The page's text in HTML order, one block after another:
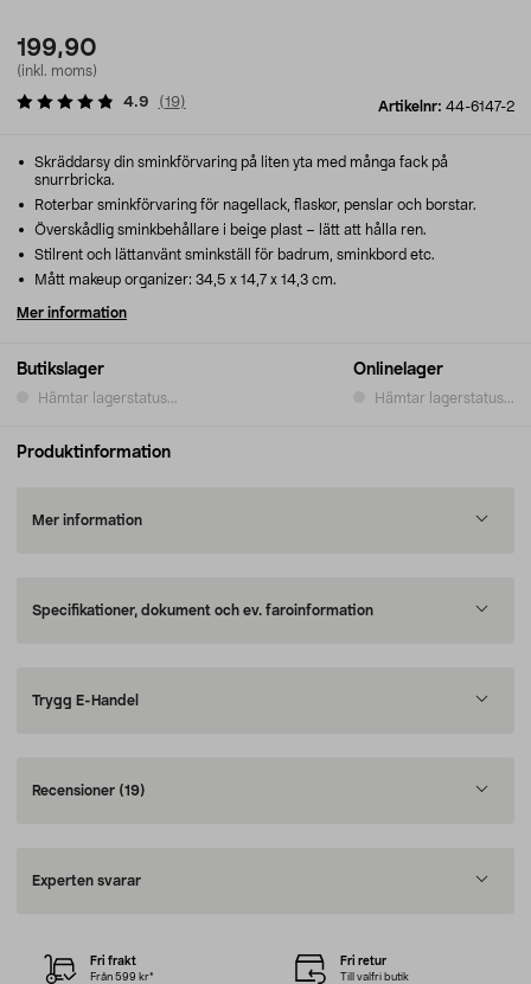
199,90
(inkl. moms)
Artikelnr: 44-6147-2
4.9 (19)
Butikslager
Hämtar lagerstatus...
Onlinelager
Hämtar lagerstatus...
Skräddarsy din sminkförvaring på liten yta med många fack på
snurrbricka.
Roterbar sminkförvaring för nagellack, flaskor, penslar och borstar.
Överskådlig sminkbehållare i beige plast – lätt att hålla ren.
Stilrent och lättanvänt sminkställ för badrum, sminkbord etc.
Mått makeup organizer: 34,5 x 14,7 x 14,3 cm.
Mer information
Produktinformation
Mer information
Specifikationer, dokument och ev. faroinformation
Trygg E-Handel
Recensioner (19)
Experten svarar
Fri frakt
Från 599 kr*
Fri retur
Till valfri butik